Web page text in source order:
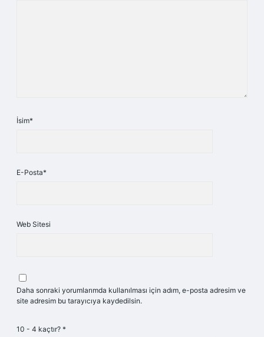
İsim*
E-Posta*
Web Sitesi
Daha sonraki yorumlarımda kullanılması için adım, e-posta adresim ve
site adresim bu tarayıcıya kaydedilsin.
10 - 4 kaçtır? *